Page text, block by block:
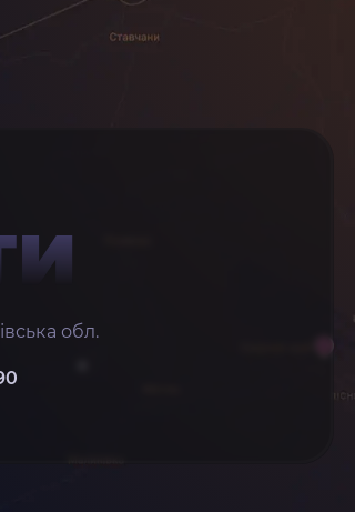
обл.